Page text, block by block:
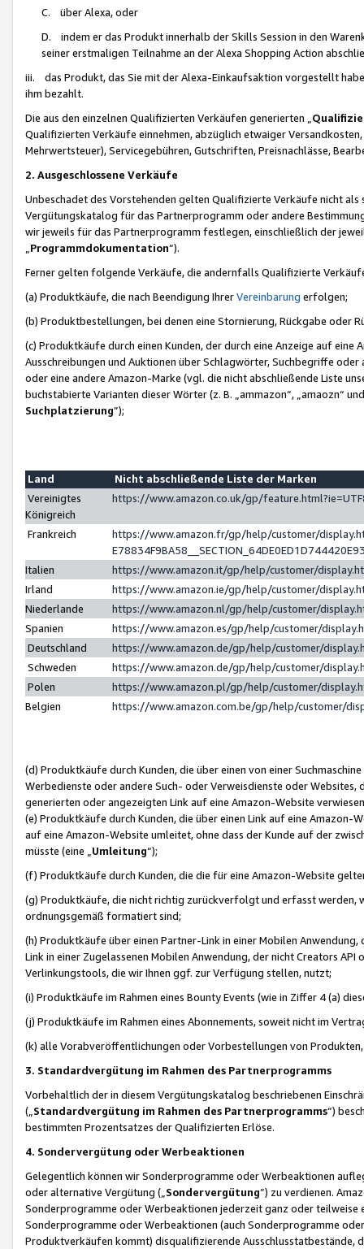
C. über Alexa, oder
D. indem er das Produkt innerhalb der Skills Session in den
seiner erstmaligen Teilnahme an der Alexa Shopping Action
iii. das Produkt, das Sie mit der Alexa-Einkaufsaktion vorgestellt
ihm bezahlt.
Die aus den einzelnen Qualifizierten Verkäufen generierten „
Qualifizierten Verkäufe einnehmen, abzüglich etwaiger
Mehrwertsteuer), Servicegebühren, Gutschriften, Preisnachlässe,
2. Ausgeschlossene Verkäufe
Unbeschadet des Vorstehenden gelten Qualifizierte Verkäufe nicht
Vergütungskatalog für das Partnerprogramm oder andere
wir jeweils für das Partnerprogramm festlegen, einschließlich der
Programmdokumentation“).
Ferner gelten folgende Verkäufe, die andernfalls Qualifizierte
(a) Produktkäufe, die nach Beendigung IhrerVereinbarung erfolgen;
(b) Produktbestellungen, bei denen eine Stornierung, Rückgabe oder
(c) Produktkäufe durch einen Kunden, der durch eine Anzeige auf
Ausschreibungen und Auktionen über Schlagwörter, Suchbegriffe
oder eine andere Amazon-Marke (vgl. die nicht abschließende Liste
buchstabierte Varianten dieser Wörter (z. B. „ammazon“, „amaozn“
Suchplatzierung”);
Land
Nicht abschließende Liste der Marken
Vereinigtes
Königreich
https://www.amazon.co.uk/gp/
Frankreich
https://www.amazon.fr/gp/help/customer/
Italien
https://www.amazon.it/gp/help/customer/
Irland
https://www.amazon.ie/gp/help/customer/
Niederlande
https://www.amazon.nl/gp/help/customer/
Spanien
https://www.amazon.es/gp/help/customer/
Deutschland
https://www.amazon.de/gp/help/customer/
Schweden
https://www.amazon.de/gp/help/customer/
Polen
https://www.amazon.pl/gp/help/customer/
Belgien
https://www.amazon.com.be/gp/help/customer/
(d) Produktkäufe durch Kunden, die über einen von einer
Werbedienste oder andere Such- oder Verweisdienste oder Websites,
generierten oder angezeigten Link auf eine Amazon-Website
(e) Produktkäufe durch Kunden, die über einen Link auf eine
auf eine Amazon-Website umleitet, ohne dass der Kunde auf der
müsste (eine „ Umleitung“);
(f) Produktkäufe durch Kunden, die die für eine Amazon-Website
(g) Produktkäufe, die nicht richtig zurückverfolgt und erfasst werden,
ordnungsgemäß formatiert sind;
(h) Produktkäufe über einen Partner-Link in einer Mobilen
Link in einer Zugelassenen Mobilen Anwendung, der nicht Creators
Verlinkungstools, die wir Ihnen ggf. zur Verfügung stellen, nutzt;
(i) Produktkäufe im Rahmen eines Bounty Events (wie in Ziffer 4 (a)
(j) Produktkäufe im Rahmen eines Abonnements, soweit nicht im
(k) alle Vorabveröffentlichungen oder Vorbestellungen von
3. Standardvergütung im Rahmen des Partnerprogramms
Vorbehaltlich der in diesem Vergütungskatalog beschriebenen
(„ Standardvergütung im Rahmen des Partnerprogramms“)
bestimmten Prozentsatzes der Qualifizierten Erlöse.
4. Sondervergütung oder Werbeaktionen
Gelegentlich können wir Sonderprogramme oder Werbeaktionen
oder alternative Vergütung („ Sondervergütung”) zu verdienen.
Sonderprogramme oder Werbeaktionen jederzeit ganz oder
Sonderprogramme oder Werbeaktionen (auch Sonderprogramme
Produktverkäufen kommt) disqualifizierende Ausschlusstatbestände,